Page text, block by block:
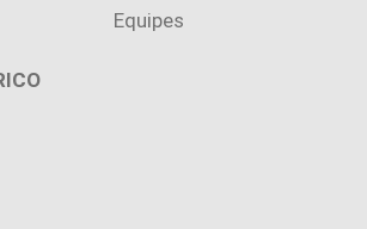
Equipes